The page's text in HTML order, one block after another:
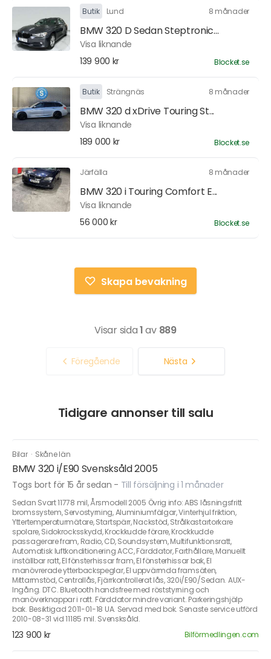
Butik Lund 8 månader
BMW 320 D Sedan Steptronic...
Visa liknande
139 900 kr
Blocket.se
Butik Strängnäs 8 månader
BMW 320 d xDrive Touring St...
Visa liknande
189 000 kr
Blocket.se
Järfälla 8 månader
BMW 320 i Touring Comfort E...
Visa liknande
56 000 kr
Blocket.se
Skapa bevakning
Visar sida1av 889
Föregående Nästa
Tidigare annonser till salu
Bilar · Skåne län
BMW 320 i/E90 Svensksåld 2005
Togs bort för 15 år sedan - Till försäljning i 1 månader
Sedan Svart 11778 mil, Årsmodell 2005 Övrig info: ABS låsningsfritt
bromssystem, Servostyrning, Aluminiumfälgar, Vinterhjul friktion,
Yttertemperaturmätare, Startspärr, Nackstöd, Strålkastartorkare
spolare, Sidokrocksskydd, Krockkudde förare, Krockkudde
passagerare fram, Radio, CD, Soundsystem, Multifunktionsratt,
Automatisk luftkonditionering ACC, Färddator, Farthållare, Manuellt
inställbar ratt, El fönsterhissar fram, El fönsterhissar bak, El
manövrerade ytterbackspeglar, El uppvärmda framsäten,
Mittarmstöd, Centrallås, Fjärrkontrollerat lås, 320i/E90/Sedan. AUX-
Ingång. DTC. Bluetooth handsfree med röststyrning och
manöverknappar i ratt. Färddator mindre variant. Parkeringshjälp
bak. Besiktigad 2011-01-18 UA. Servad med bok. Senaste service utförd
2010-08-31 vid 11185 mil. Svensksåld.
123 900 kr Bilförmedlingen.com